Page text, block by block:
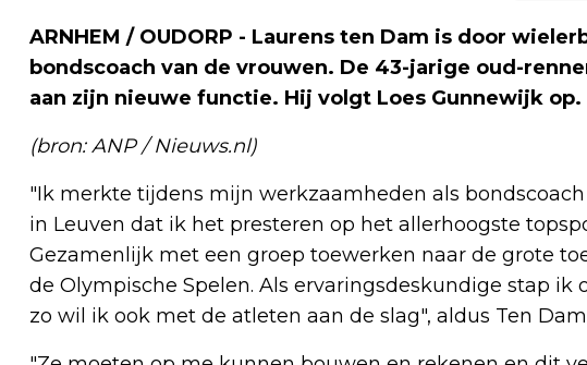
ARNHEM / OUDORP - Laurens ten Dam is door
bondscoach van de vrouwen. De 43-jarige oud-
aan zijn nieuwe functie. Hij volgt Loes Gunnewijk op.
(bron: ANP / Nieuws.nl)
"Ik merkte tijdens mijn werkzaamheden als
in Leuven dat ik het presteren op het allerhoogste
Gezamenlijk met een groep toewerken naar de grote
de Olympische Spelen. Als ervaringsdeskundige stap
zo wil ik ook met de atleten aan de slag", aldus Ten